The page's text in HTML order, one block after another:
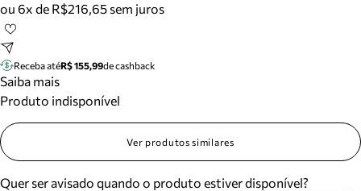
Mule
Tire dúvidas sobre pedidos, devoluções e mais.
Meus pedidos
Acompanhe seus pedidos e solicite devoluções.
ou 6x de R$216,65 sem juros
Receba atéR$ 155,99de cashback
Saiba mais
Produto indisponível
Ver produtos similares
Quer ser avisado quando o produto estiver disponível?